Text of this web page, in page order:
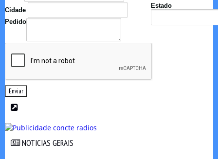
Cidade
Estado
Pedido
Enviar
NOTICIAS GERAIS